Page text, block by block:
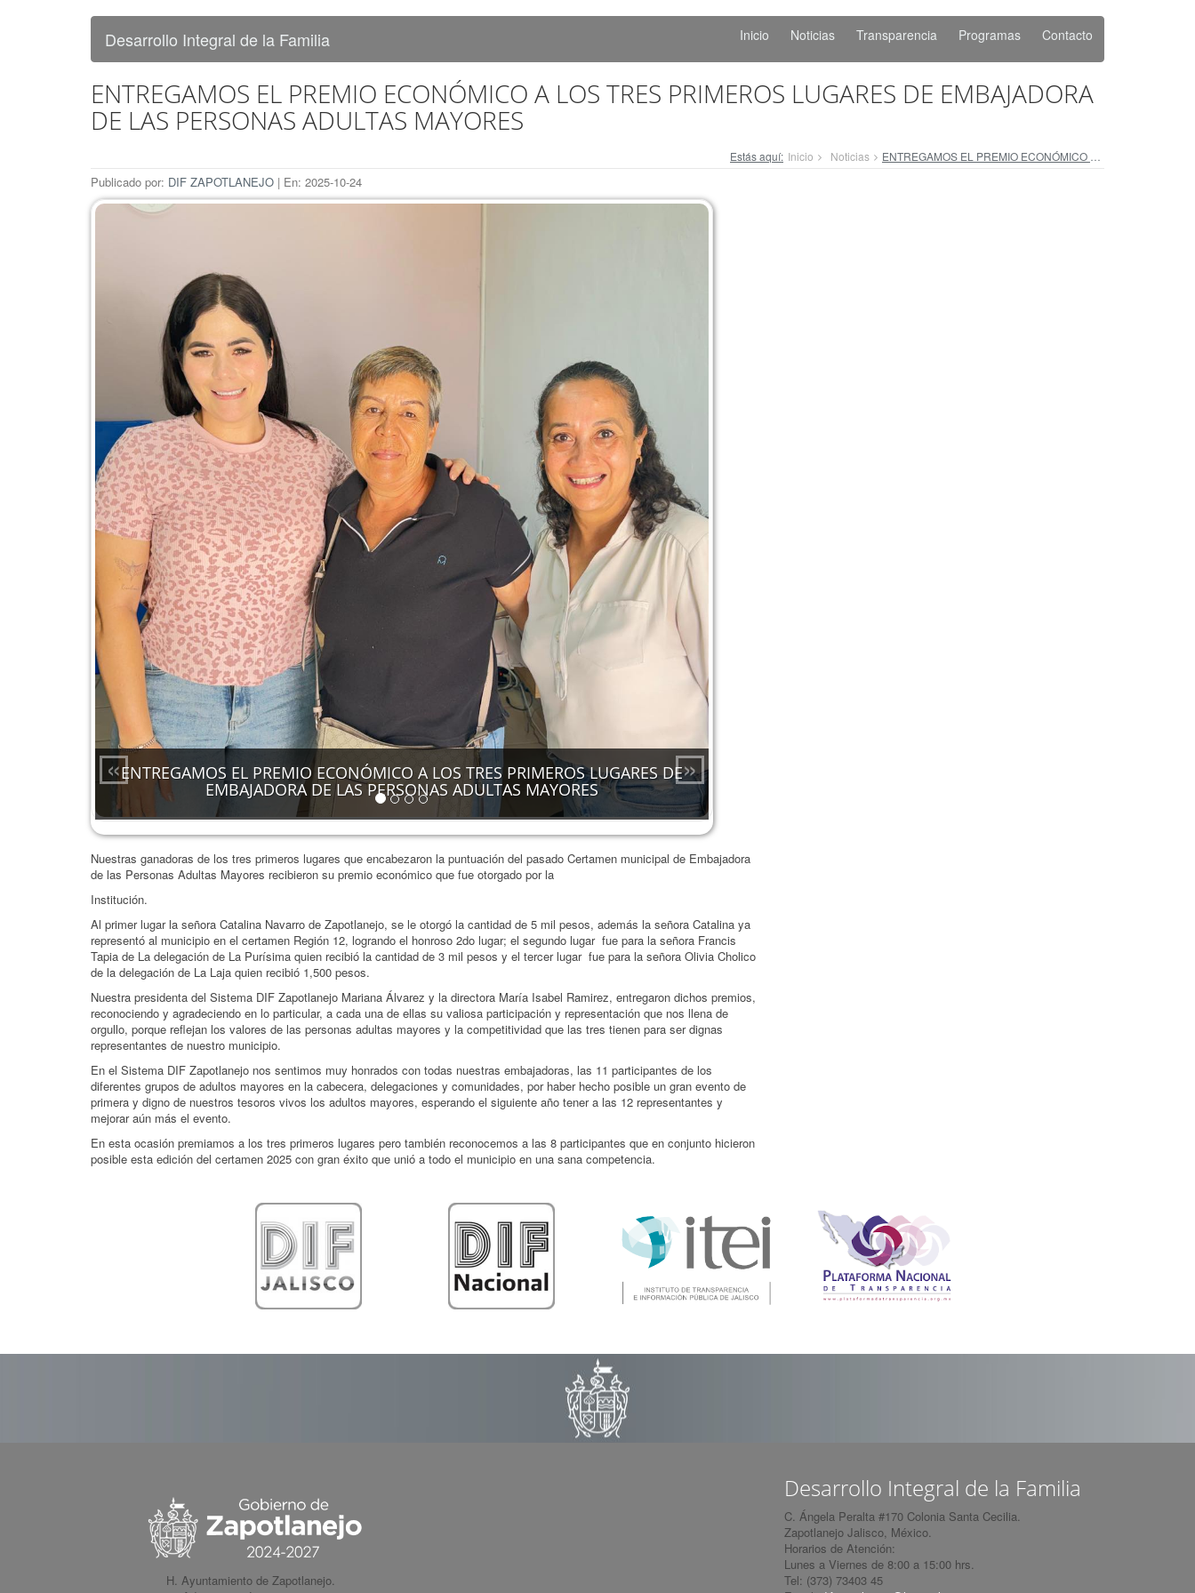
Desarrollo Integral de la Familia Inicio Noticias Transparencia Programas Contacto
ENTREGAMOS EL PREMIO ECONÓMICO A LOS TRES PRIMEROS LUGARES DE EMBAJADORA
DE LAS PERSONAS ADULTAS MAYORES
Estás aquí: Inicio Noticias
Publicado por: DIF ZAPOTLANEJO | En: 2025-10-24
ENTREGAMOS EL PREMIO ECONÓMICO A LOS TRES PRIMEROS LUGARES DE
EMBAJADORA DE LAS PERSONAS ADULTAS MAYORES
« »
Nuestras ganadoras de los tres primeros lugares que encabezaron la puntuación del pasado Certamen municipal de Embajadora
de las Personas Adultas Mayores recibieron su premio económico que fue otorgado por la
Institución.
Al primer lugar la señora Catalina Navarro de Zapotlanejo, se le otorgó la cantidad de 5 mil pesos, además la señora Catalina ya
representó al municipio en el certamen Región 12, logrando el honroso 2do lugar; el segundo lugar fue para la señora Francis
Tapia de La delegación de La Purísima quien recibió la cantidad de 3 mil pesos y el tercer lugar fue para la señora Olivia Cholico
de la delegación de La Laja quien recibió 1,500 pesos.
Nuestra presidenta del Sistema DIF Zapotlanejo Mariana Álvarez y la directora María Isabel Ramirez, entregaron dichos premios,
reconociendo y agradeciendo en lo particular, a cada una de ellas su valiosa participación y representación que nos llena de
orgullo, porque reflejan los valores de las personas adultas mayores y la competitividad que las tres tienen para ser dignas
representantes de nuestro municipio.
En el Sistema DIF Zapotlanejo nos sentimos muy honrados con todas nuestras embajadoras, las 11 participantes de los
diferentes grupos de adultos mayores en la cabecera, delegaciones y comunidades, por haber hecho posible un gran evento de
primera y digno de nuestros tesoros vivos los adultos mayores, esperando el siguiente año tener a las 12 representantes y
mejorar aún más el evento.
En esta ocasión premiamos a los tres primeros lugares pero también reconocemos a las 8 participantes que en conjunto hicieron
posible esta edición del certamen 2025 con gran éxito que unió a todo el municipio en una sana competencia.
H. Ayuntamiento de Zapotlanejo.
Desarrollo Integral de la Familia
C. Ángela Peralta #170 Colonia Santa Cecilia.
Zapotlanejo Jalisco, México.
Horarios de Atención:
Lunes a Viernes de 8:00 a 15:00 hrs.
Tel: (373) 73403 45